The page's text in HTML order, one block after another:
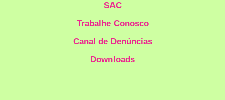
SAC
Trabalhe Conosco
Canal de Denúncias
Downloads